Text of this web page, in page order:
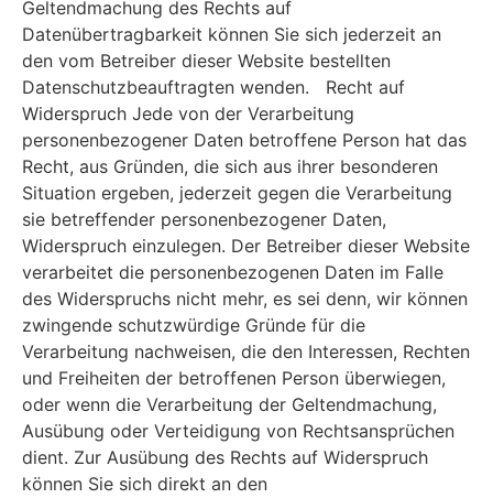
Geltendmachung des Rechts auf
Datenübertragbarkeit können Sie sich jederzeit an
den vom Betreiber dieser Website bestellten
Datenschutzbeauftragten wenden. Recht auf
Widerspruch Jede von der Verarbeitung
personenbezogener Daten betroffene Person hat das
Recht, aus Gründen, die sich aus ihrer besonderen
Situation ergeben, jederzeit gegen die Verarbeitung
sie betreffender personenbezogener Daten,
Widerspruch einzulegen. Der Betreiber dieser Website
verarbeitet die personenbezogenen Daten im Falle
des Widerspruchs nicht mehr, es sei denn, wir können
zwingende schutzwürdige Gründe für die
Verarbeitung nachweisen, die den Interessen, Rechten
und Freiheiten der betroffenen Person überwiegen,
oder wenn die Verarbeitung der Geltendmachung,
Ausübung oder Verteidigung von Rechtsansprüchen
dient. Zur Ausübung des Rechts auf Widerspruch
können Sie sich direkt an den